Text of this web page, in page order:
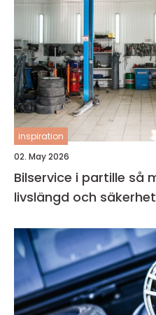
inspiration
02. May 2026
Bilservice i partille så maxar du bilens
livslängd och säkerhet